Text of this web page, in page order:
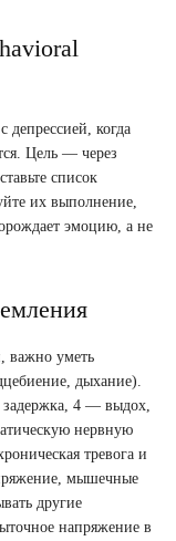
депрессией, когда
Цель — через
список
их выполнение,
эмоцию, а не
важно уметь
дыхание).
4 — выдох,
нервную
тревога и
мышечные
другие
напряжение в